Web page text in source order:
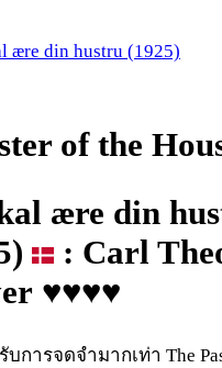
ære din
: Carl
♥♥♥♥
การจดจำมากเท่า The